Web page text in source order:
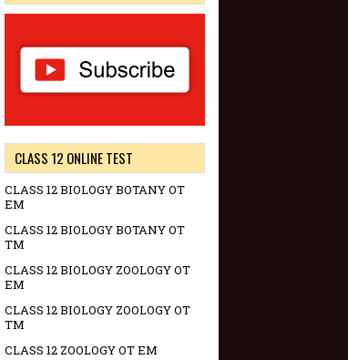
CLASS 12 ONLINE TEST
CLASS 12 BIOLOGY BOTANY OT
EM
CLASS 12 BIOLOGY BOTANY OT
TM
CLASS 12 BIOLOGY ZOOLOGY OT
EM
CLASS 12 BIOLOGY ZOOLOGY OT
TM
CLASS 12 ZOOLOGY OT EM